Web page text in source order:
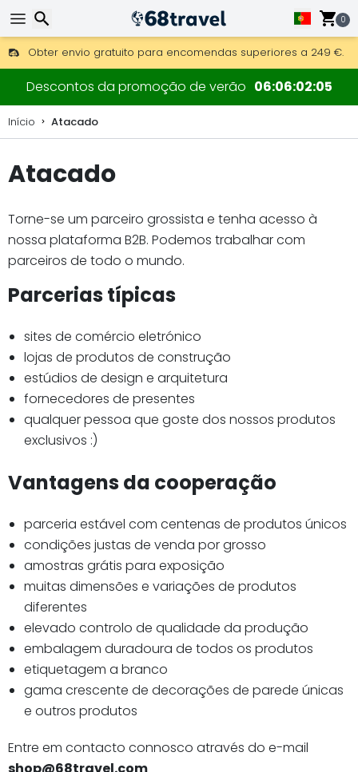
0
Obter envio gratuito para encomendas superiores a 249 €.
Overnight DHL Express também disponível.
30 dias para devolução, 90 dias para mapas de madeira e
Descontos da promoção de verão 06060205
Início Atacado
Atacado
Torne-se um parceiro grossista e tenha acesso à
nossa plataforma B2B. Podemos trabalhar com
parceiros de todo o mundo.
Parcerias típicas
sites de comércio eletrónico
lojas de produtos de construção
estúdios de design e arquitetura
fornecedores de presentes
qualquer pessoa que goste dos nossos produtos
exclusivos :)
Vantagens da cooperação
parceria estável com centenas de produtos únicos
condições justas de venda por grosso
amostras grátis para exposição
muitas dimensões e variações de produtos
diferentes
elevado controlo de qualidade da produção
embalagem duradoura de todos os produtos
etiquetagem a branco
gama crescente de decorações de parede únicas
e outros produtos
Entre em contacto connosco através do e-mail
shop@68travel.com
Pesquisar